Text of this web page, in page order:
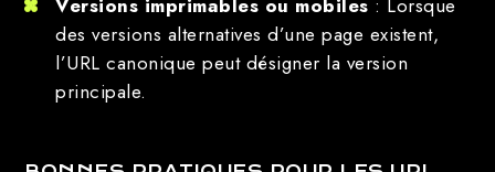
Versions imprimables ou mobiles : Lorsque
des versions alternatives d’une page existent,
l’URL canonique peut désigner la version
principale.